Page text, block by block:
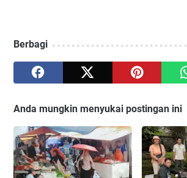
Berbagi
Anda mungkin menyukai postingan ini